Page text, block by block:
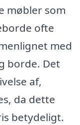
møbler som
ofte
med
borde. Det
af,
da dette
betydeligt.